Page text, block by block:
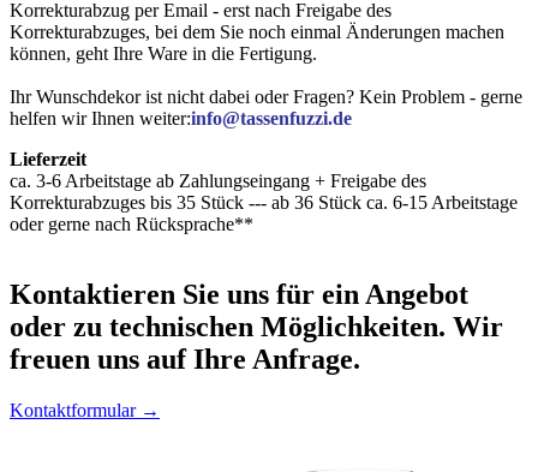
Korrekturabzug per Email - erst nach Freigabe des
Korrekturabzuges, bei dem Sie noch einmal Änderungen machen
können, geht Ihre Ware in die Fertigung.
Ihr Wunschdekor ist nicht dabei oder Fragen? Kein Problem - gerne
helfen wir Ihnen weiter:info@tassenfuzzi.de
Lieferzeit
ca. 3-6 Arbeitstage ab Zahlungseingang + Freigabe des
Korrekturabzuges bis 35 Stück --- ab 36 Stück ca. 6-15 Arbeitstage
oder gerne nach Rücksprache**
Kontaktieren Sie uns für ein Angebot
oder zu technischen Möglichkeiten. Wir
freuen uns auf Ihre Anfrage.
Kontaktformular →